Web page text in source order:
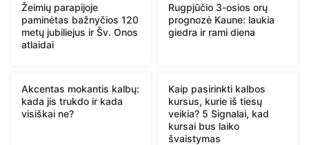
Žeimių parapijoje
paminėtas bažnyčios 120
metų jubiliejus ir Šv. Onos
atlaidai
Rugpjūčio 3-osios orų
prognozė Kaune: laukia
giedra ir rami diena
Akcentas mokantis kalbų:
kada jis trukdo ir kada
visiškai ne?
Kaip pasirinkti kalbos
kursus, kurie iš tiesų
veikia? 5 Signalai, kad
kursai bus laiko
švaistymas